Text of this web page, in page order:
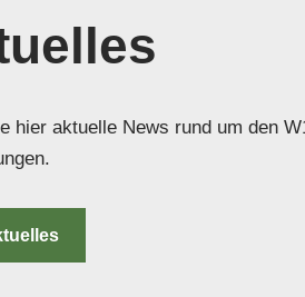
hier aktuelle News rund um den